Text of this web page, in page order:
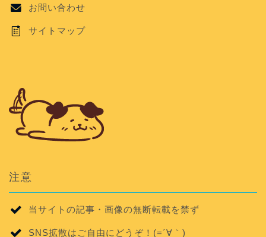
お問い合わせ
サイトマップ
注意
当サイトの記事・画像の無断転載を禁ず
SNS拡散はご自由にどうぞ！(=´∀｀)